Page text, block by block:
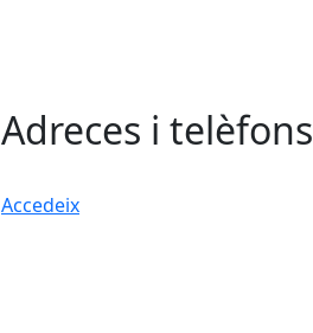
Adreces i telèfons
Accedeix